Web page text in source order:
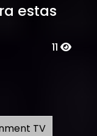
estas
11
TV